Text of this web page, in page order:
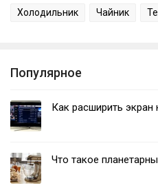
Холодильник Чайник
Популярное
Как расширить экран
Что такое